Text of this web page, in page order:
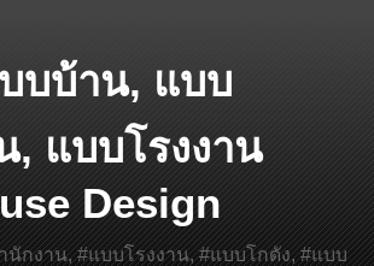
บบ้าน, แบบ
, แบบโรงงาน
Design
กงาน, #แบบโรงงาน, #แบบโกดัง, #แบบ